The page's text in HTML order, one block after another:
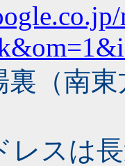
裏（南
レスは